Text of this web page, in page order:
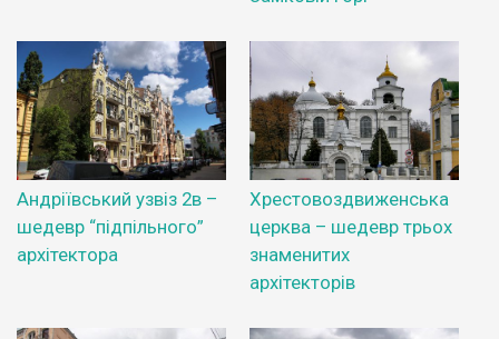
Андріївський узвіз 2в –
шедевр “підпільного”
архітектора
Хрестовоздвиженська
церква – шедевр трьох
знаменитих
архітекторів